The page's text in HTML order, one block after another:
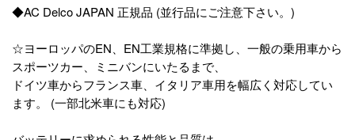
◆AC Delco JAPAN 正規品 (並行品にご注意下さい。)
☆ヨーロッパのEN、EN工業規格に準拠し、一般の乗用車から
スポーツカー、ミニバンにいたるまで、
ドイツ車からフランス車、イタリア車用を幅広く対応してい
ます。 (一部北米車にも対応)